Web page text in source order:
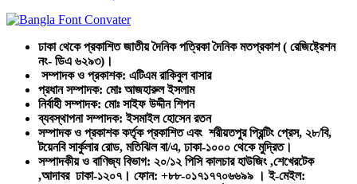
ঢাকা থেকে প্রকাশিত জাতীয় দৈনিক পত্রিকা দৈনিক মতপ্রকাশ ( রেজিষ্ট্রেশন
নং- ডিএ ৬২৯৩)।
সম্পাদক ও প্রকাশক: এটিএম রাকিবুল বাসার
প্রধান সম্পাদক: মোঃ আজহারুল ইসলাম
নির্বাহী সম্পাদক: মোঃ সাইফ উদ্দীন শিপন
ব্যবস্থাপনা সম্পাদক: ইসমাইল হোসেন রতন
সম্পাদক ও প্রকাশক কর্তৃক প্রকাশিত এবং শরীয়তপুর প্রিন্টিং প্রেস, ২৮/বি,
টয়েনবি সার্কুলার রোড, মতিঝিল বা/এ, ঢাকা-১০০০ থেকে মুদ্রিত।
সম্পাদকীয় ও বাণিজ্য বিভাগ: ২০/১২ পিসি কালচার হাউজিং ,শেখেরটেক
,আদাবর ঢাকা-১২০৭। ফোন: +৮৮-০১৭১৭৭০৬৬৯৯ । ই-মেইল: